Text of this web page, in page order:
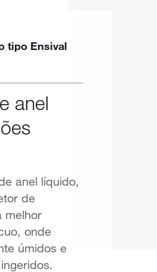
tipo Ensival
anel
anel líquido,
de
melhor
onde
úmidos e